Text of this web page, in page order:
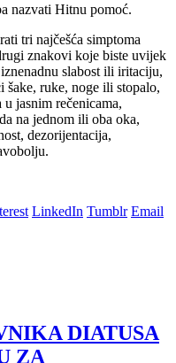
nazvati Hitnu pomoć.
tri najčešća simptoma
znakovi koje biste uvijek
slabost ili iritaciju,
šake, ruke, noge ili stopalo,
jasnim rečenicama,
na jednom ili oba oka,
dezorijentacija,
LinkedIn Tumblr Email
DIATUSA
ZA